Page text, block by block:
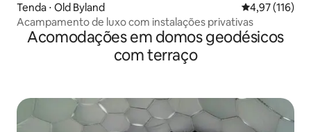
Tenda ⋅ Old Byland 4,97 de uma
4,97 (116)
Acampamento de luxo com instalações privativas
Acomodações em domos geodésicos
com terraço